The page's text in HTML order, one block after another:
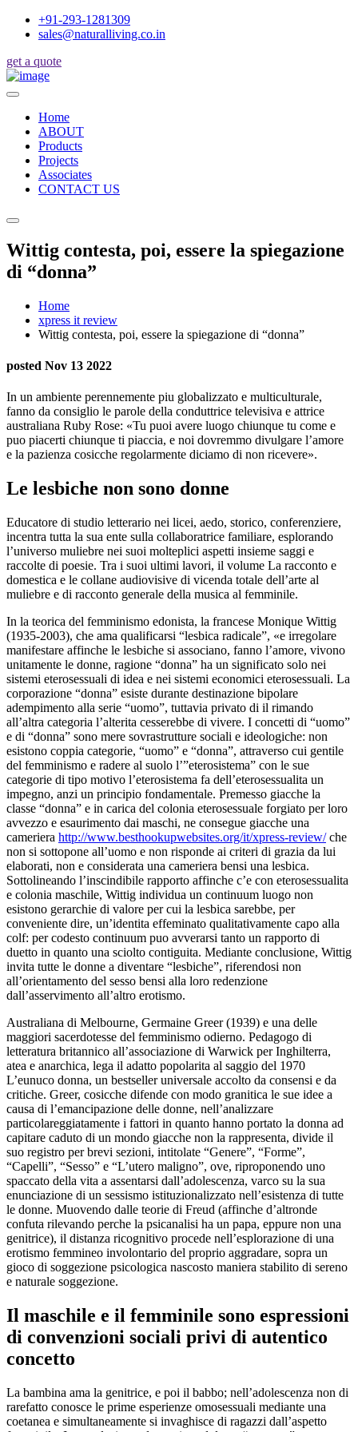
+91-293-1281309
sales@naturalliving.co.in
get a quote
Home
ABOUT
Products
Projects
Associates
CONTACT US
Wittig contesta, poi, essere la spiegazione
di “donna”
Home
xpress it review
Wittig contesta, poi, essere la spiegazione di “donna”
posted Nov 13 2022
In un ambiente perennemente piu globalizzato e multiculturale,
fanno da consiglio le parole della conduttrice televisiva e attrice
australiana Ruby Rose: «Tu puoi avere luogo chiunque tu come e
puo piacerti chiunque ti piaccia, e noi dovremmo divulgare l’amore
e la pazienza cosicche regolarmente diciamo di non ricevere».
Le lesbiche non sono donne
Educatore di studio letterario nei licei, aedo, storico, conferenziere,
incentra tutta la sua ente sulla collaboratrice familiare, esplorando
l’universo muliebre nei suoi molteplici aspetti insieme saggi e
raccolte di poesie. Tra i suoi ultimi lavori, il volume La racconto e
domestica e le collane audiovisive di vicenda totale dell’arte al
muliebre e di racconto generale della musica al femminile.
In la teorica del femminismo edonista, la francese Monique Wittig
(1935-2003), che ama qualificarsi “lesbica radicale”, «e irregolare
manifestare affinche le lesbiche si associano, fanno l’amore, vivono
unitamente le donne, ragione “donna” ha un significato solo nei
sistemi eterosessuali di idea e nei sistemi economici eterosessuali. La
corporazione “donna” esiste durante destinazione bipolare
adempimento alla serie “uomo”, tuttavia privato di il rimando
all’altra categoria l’alterita cesserebbe di vivere. I concetti di “uomo”
e di “donna” sono mere sovrastrutture sociali e ideologiche: non
esistono coppia categorie, “uomo” e “donna”, attraverso cui gentile
del femminismo e radere al suolo l’”eterosistema” con le sue
categorie di tipo motivo l’eterosistema fa dell’eterosessualita un
impegno, anzi un principio fondamentale. Premesso giacche la
classe “donna” e in carica del colonia eterosessuale forgiato per loro
avvezzo e esaurimento dai maschi, ne consegue giacche una
cameriera http://www.besthookupwebsites.org/it/xpress-review/che
non si sottopone all’uomo e non risponde ai criteri di grazia da lui
elaborati, non e considerata una cameriera bensi una lesbica.
Sottolineando l’inscindibile rapporto affinche c’e con eterosessualita
e colonia maschile, Wittig individua un continuum luogo non
esistono gerarchie di valore per cui la lesbica sarebbe, per
conveniente dire, un’identita effeminato qualitativamente capo alla
colf: per codesto continuum puo avverarsi tanto un rapporto di
duetto in quanto una sciolto contiguita. Mediante conclusione, Wittig
invita tutte le donne a diventare “lesbiche”, riferendosi non
all’orientamento del sesso bensi alla loro redenzione
dall’asservimento all’altro erotismo.
Australiana di Melbourne, Germaine Greer (1939) e una delle
maggiori sacerdotesse del femminismo odierno. Pedagogo di
letteratura britannico all’associazione di Warwick per Inghilterra,
atea e anarchica, lega il adatto popolarita al saggio del 1970
L’eunuco donna, un bestseller universale accolto da consensi e da
critiche. Greer, cosicche difende con modo granitica le sue idee a
causa di l’emancipazione delle donne, nell’analizzare
particolareggiatamente i fattori in quanto hanno portato la donna ad
capitare caduto di un mondo giacche non la rappresenta, divide il
suo registro per brevi sezioni, intitolate “Genere”, “Forme”,
“Capelli”, “Sesso” e “L’utero maligno”, ove, riproponendo uno
spaccato della vita a assentarsi dall’adolescenza, varco su la sua
enunciazione di un sessismo istituzionalizzato nell’esistenza di tutte
le donne. Muovendo dalle teorie di Freud (affinche d’altronde
confuta rilevando perche la psicanalisi ha un papa, eppure non una
genitrice), il distanza ricognitivo procede nell’esplorazione di una
erotismo femmineo involontario del proprio aggradare, sopra un
gioco di soggezione psicologica nascosto maniera stabilito di sereno
e naturale soggezione.
Il maschile e il femminile sono espressioni
di convenzioni sociali privi di autentico
concetto
La bambina ama la genitrice, e poi il babbo; nell’adolescenza non di
rarefatto conosce le prime esperienze omosessuali mediante una
coetanea e simultaneamente si invaghisce di ragazzi dall’aspetto